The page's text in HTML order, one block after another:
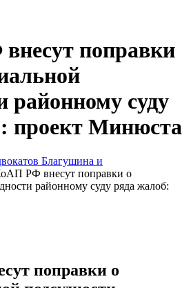
поправки
районному суду
проект Минюста
Благушина и
РФ внесут поправки о
районному суду ряда жалоб:
поправки о